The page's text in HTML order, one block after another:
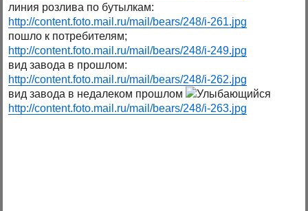
линия розлива по бутылкам:
http://content.foto.mail.ru/mail/bears/248/i-261.jpg
пошло к потребителям;
http://content.foto.mail.ru/mail/bears/248/i-249.jpg
вид завода в прошлом:
http://content.foto.mail.ru/mail/bears/248/i-262.jpg
вид завода в недалеком прошлом
http://content.foto.mail.ru/mail/bears/248/i-263.jpg